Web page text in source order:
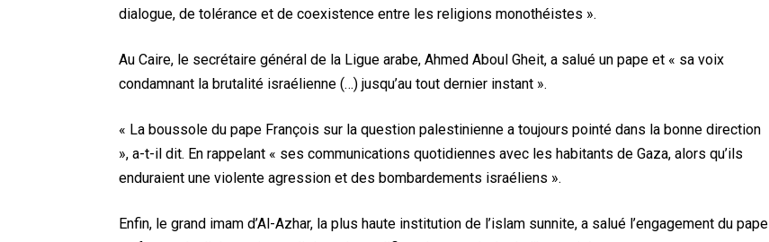
dialogue, de tolérance et de coexistence entre les religions monothéistes ».
Au Caire, le secrétaire général de la Ligue arabe, Ahmed Aboul Gheit, a salué un pape et « sa voix
condamnant la brutalité israélienne (…) jusqu’au tout dernier instant ».
« La boussole du pape François sur la question palestinienne a toujours pointé dans la bonne direction
», a-t-il dit. En rappelant « ses communications quotidiennes avec les habitants de Gaza, alors qu’ils
enduraient une violente agression et des bombardements israéliens ».
Enfin, le grand imam d’Al-Azhar, la plus haute institution de l’islam sunnite, a salué l’engagement du pape